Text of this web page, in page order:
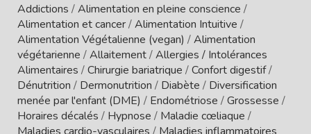
Addictions /Alimentation en pleine conscience /
Alimentation et cancer/Alimentation Intuitive /
Alimentation Végétalienne (vegan) /Alimentation
végétarienne /Allaitement/Allergies / Intolérances
Alimentaires /Chirurgie bariatrique /Confort digestif/
Dénutrition / Dermonutrition / Diabète / Diversification
menée par l'enfant (DME) / Endométriose /Grossesse /
Horaires décalés / Hypnose / Maladie cœliaque /